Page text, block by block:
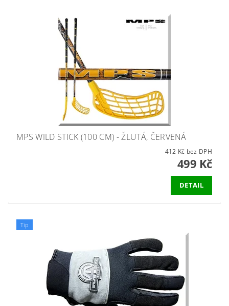
MPS WILD STICK (100 CM) - ŽLUTÁ, ČERVENÁ
412 Kč bez DPH
499 Kč
DETAIL
Tip